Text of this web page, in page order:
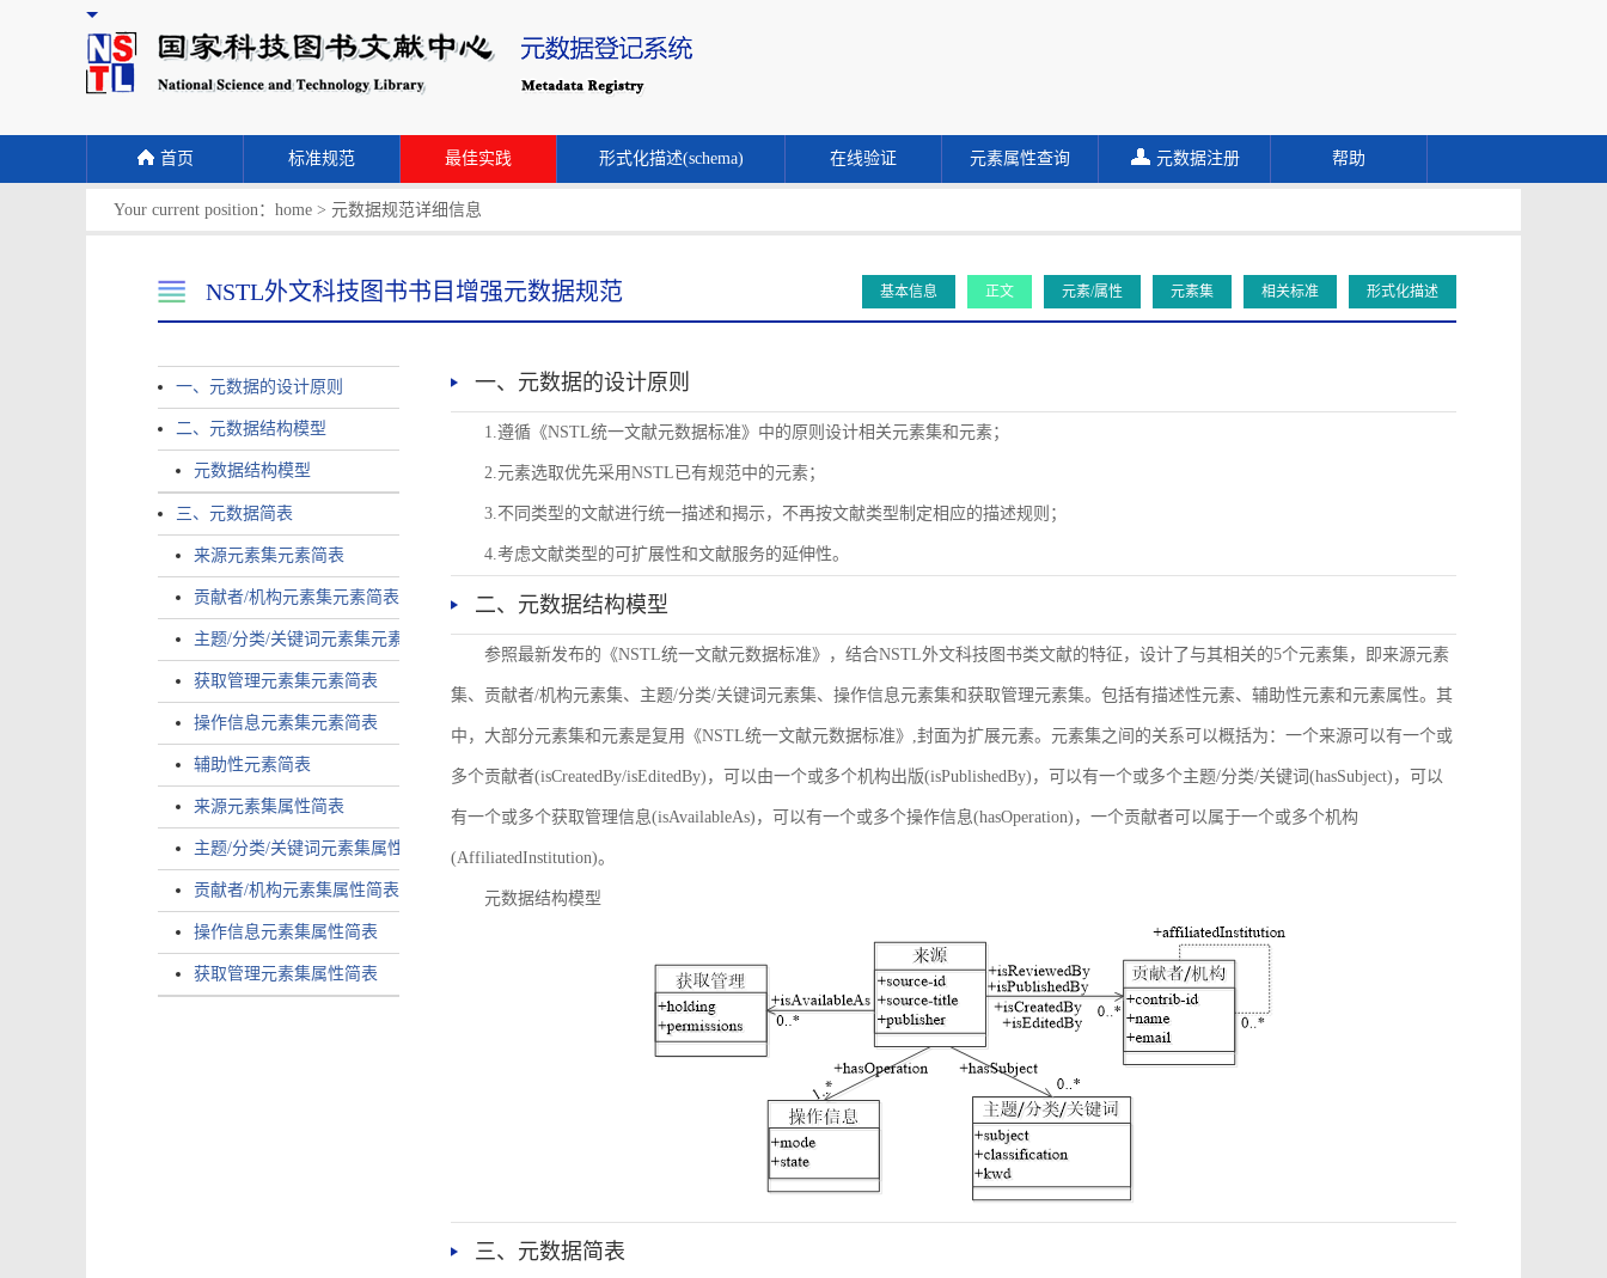
首页 标准规范 最佳实践 形式化描述(schema) 在线验证 元素属性查询 元数据注册 帮助
Your current position： home > 元数据规范详细信息
NSTL外文科技图书书目增强元数据规范 基本信息 正文 元素/属性 元素集 相关标准 形式化描述
一、元数据的设计原则
二、元数据结构模型
元数据结构模型
三、元数据简表
来源元素集元素简表
贡献者/机构元素集元素简表
主题/分类/关键词元素集元素简表
获取管理元素集元素简表
操作信息元素集元素简表
辅助性元素简表
来源元素集属性简表
主题/分类/关键词元素集属性简表
贡献者/机构元素集属性简表
操作信息元素集属性简表
获取管理元素集属性简表
一、元数据的设计原则
1.遵循《NSTL统一文献元数据标准》中的原则设计相关元素集和元素；
2.元素选取优先采用NSTL已有规范中的元素；
3.不同类型的文献进行统一描述和揭示，不再按文献类型制定相应的描述规则；
4.考虑文献类型的可扩展性和文献服务的延伸性。
二、元数据结构模型
参照最新发布的《NSTL统一文献元数据标准》，结合NSTL外文科技图书类文献的特征，设计了与其相关的5个元素集，即来源元素
集、贡献者/机构元素集、主题/分类/关键词元素集、操作信息元素集和获取管理元素集。包括有描述性元素、辅助性元素和元素属性。其
中，大部分元素集和元素是复用《NSTL统一文献元数据标准》,封面为扩展元素。元素集之间的关系可以概括为：一个来源可以有一个或
多个贡献者(isCreatedBy/isEditedBy)，可以由一个或多个机构出版(isPublishedBy)，可以有一个或多个主题/分类/关键词(hasSubject)，可以
有一个或多个获取管理信息(isAvailableAs)，可以有一个或多个操作信息(hasOperation)，一个贡献者可以属于一个或多个机构
(AffiliatedInstitution)。
元数据结构模型
三、元数据简表